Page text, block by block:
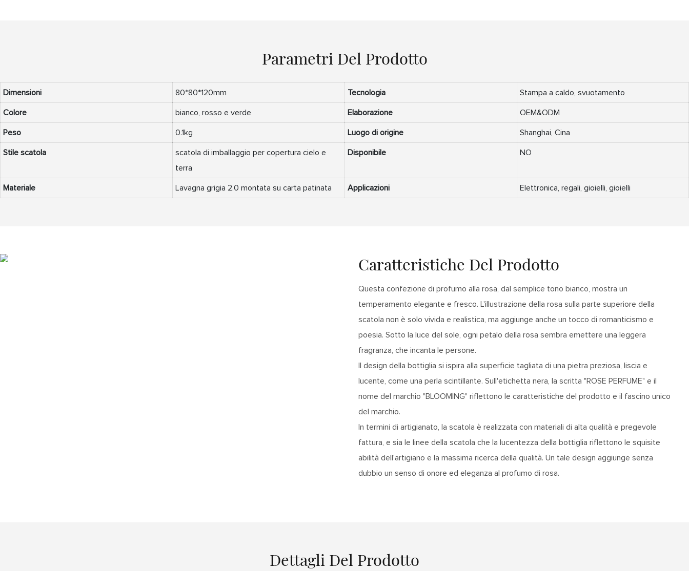
Parametri Del Prodotto
Dimensioni 80*80*120mm Tecnologia Stampa a caldo, svuotamento
Colore bianco, rosso e verde Elaborazione OEM&ODM
Peso 0.1kg Luogo di origine Shanghai, Cina
Stile scatola
scatola di imballaggio per copertura cielo e
terra
Disponibile NO
Materiale Lavagna grigia 2.0 montata su carta patinata Applicazioni Elettronica, regali, gioielli, gioielli
Caratteristiche Del Prodotto
Questa confezione di profumo alla rosa, dal semplice tono bianco, mostra un
temperamento elegante e fresco. L'illustrazione della rosa sulla parte superiore della
scatola non è solo vivida e realistica, ma aggiunge anche un tocco di romanticismo e
poesia. Sotto la luce del sole, ogni petalo della rosa sembra emettere una leggera
fragranza, che incanta le persone.
Il design della bottiglia si ispira alla superficie tagliata di una pietra preziosa, liscia e
lucente, come una perla scintillante. Sull'etichetta nera, la scritta "ROSE PERFUME" e il
nome del marchio "BLOOMING" riflettono le caratteristiche del prodotto e il fascino unico
del marchio.
In termini di artigianato, la scatola è realizzata con materiali di alta qualità e pregevole
fattura, e sia le linee della scatola che la lucentezza della bottiglia riflettono le squisite
abilità dell'artigiano e la massima ricerca della qualità. Un tale design aggiunge senza
dubbio un senso di onore ed eleganza al profumo di rosa.
Dettagli Del Prodotto